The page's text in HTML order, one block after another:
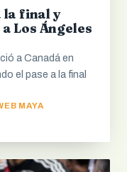
la final y
Los Ángeles
a Canadá en
el pase a la final
MAYA